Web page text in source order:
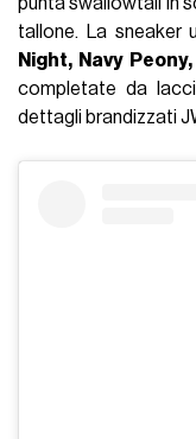
punta swallowtail in
tallone. La sneaker
Night, Navy
completate da
dettagli brandizzati